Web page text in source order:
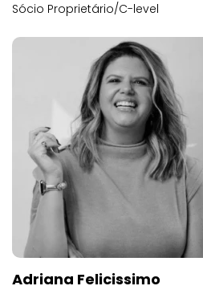
Sócio Proprietário/C-level
Adriana Felicissimo